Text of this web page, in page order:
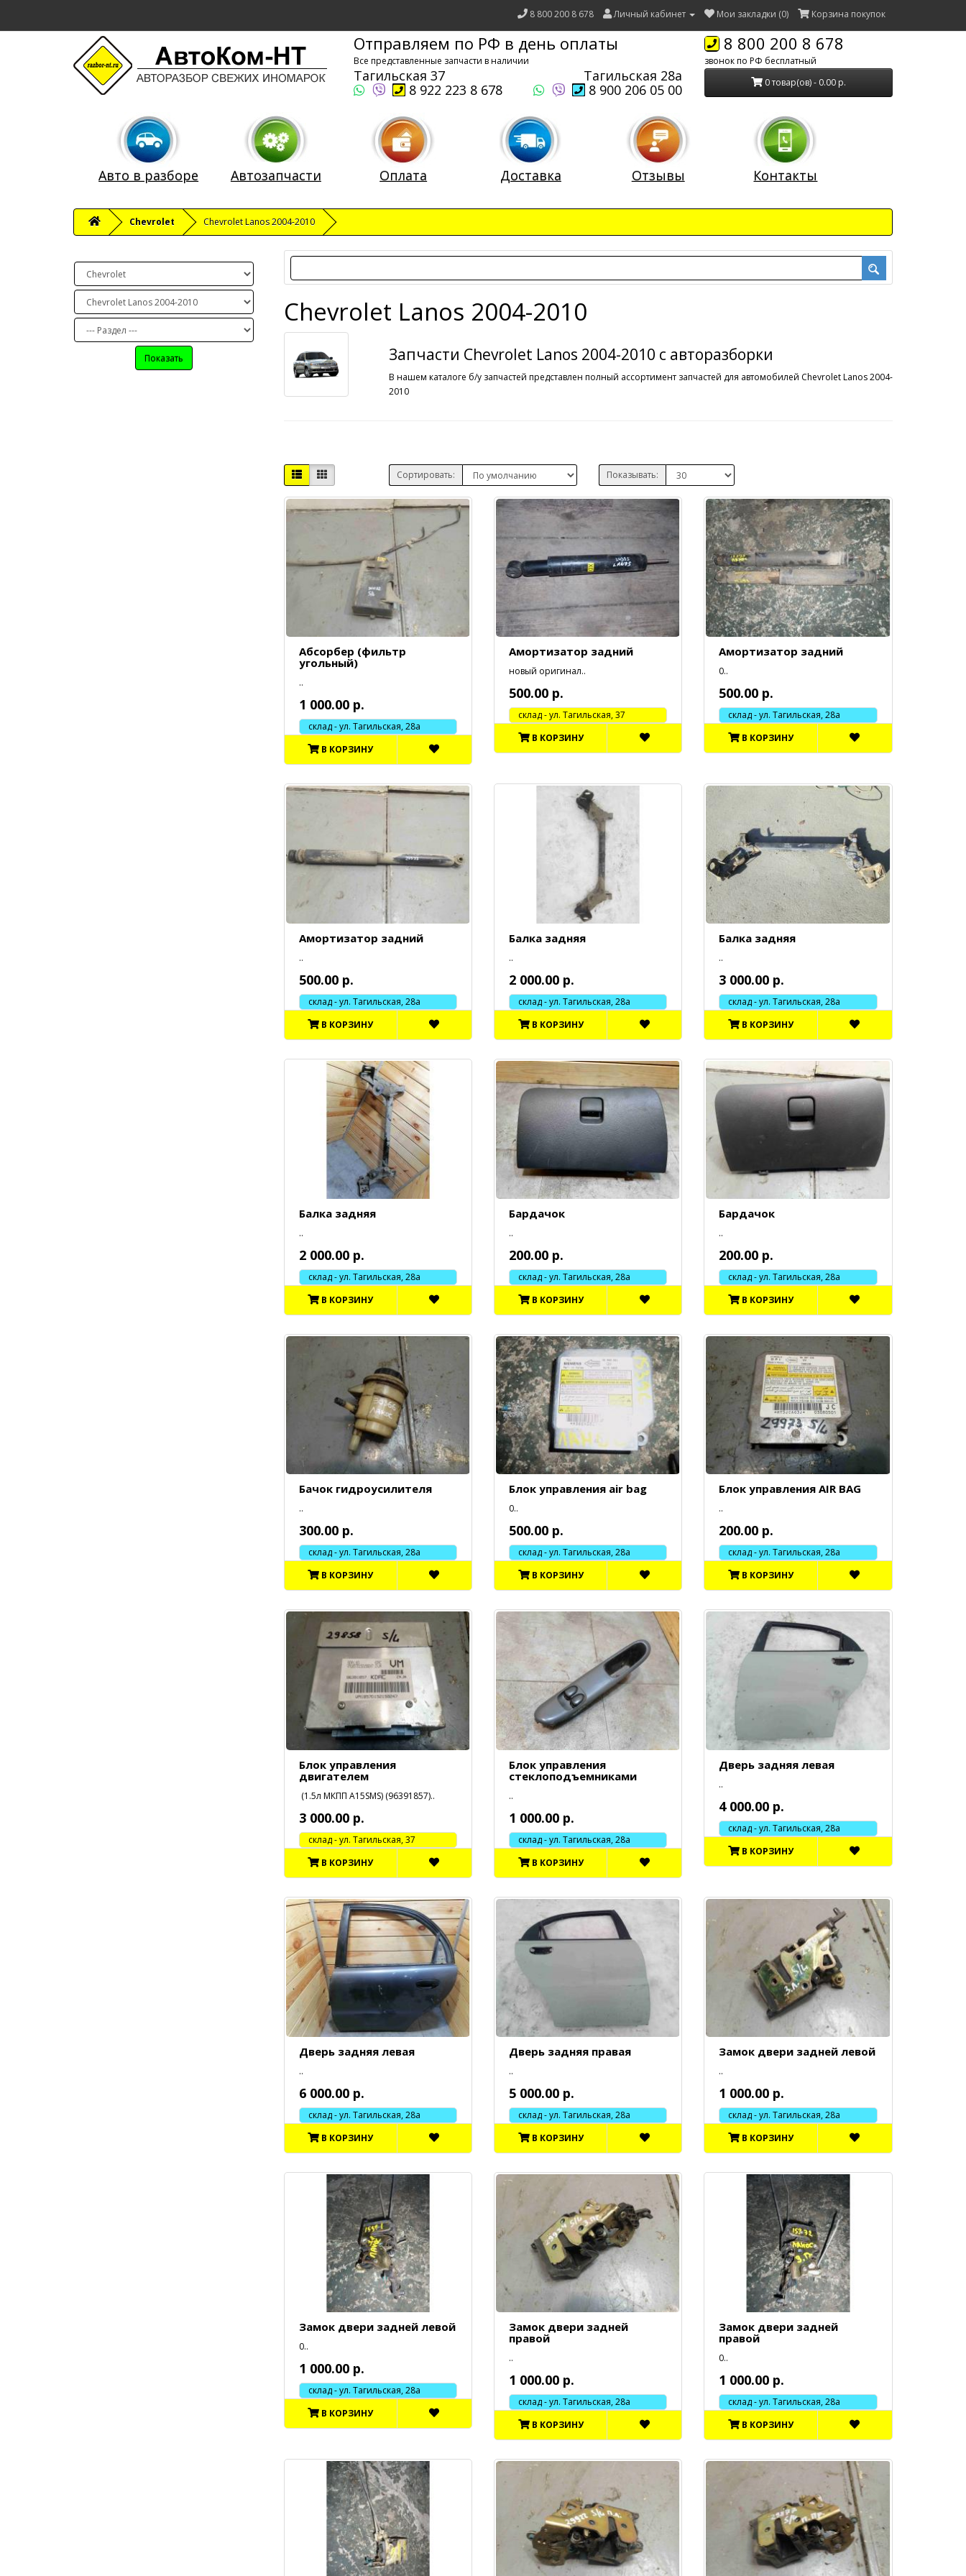
8 800 200 8 678 Личный кабинет Мои закладки (0) Корзина покупок
Отправляем по РФ в день оплаты
Все представленные запчасти в наличии
Тагильская 37
Тагильская 28а
8 922 223 8 678
8 900 206 05 00
8 800 200 8 678
звонок по РФ бесплатный
0 товар(ов) - 0.00 р.
Авто в разборе Автозапчасти Оплата Доставка Отзывы Контакты
Chevrolet Chevrolet Lanos 2004-2010
Показать
Chevrolet Lanos 2004-2010
Запчасти Chevrolet Lanos 2004-2010 с авторазборки
В нашем каталоге б/у запчастей представлен полный ассортимент запчастей для автомобилей Chevrolet Lanos 2004-
2010
Сортировать: Показывать:
Абсорбер (фильтр
угольный)
..
1 000.00 р.
склад - ул. Тагильская, 28а
В КОРЗИНУ
Амортизатор задний
новый оригинал..
500.00 р.
cклад - ул. Тагильская, 37
В КОРЗИНУ
Амортизатор задний
0..
500.00 р.
склад - ул. Тагильская, 28а
В КОРЗИНУ
Амортизатор задний
..
500.00 р.
склад - ул. Тагильская, 28а
В КОРЗИНУ
Балка задняя
..
2 000.00 р.
склад - ул. Тагильская, 28а
В КОРЗИНУ
Балка задняя
..
3 000.00 р.
склад - ул. Тагильская, 28а
В КОРЗИНУ
Балка задняя
..
2 000.00 р.
склад - ул. Тагильская, 28а
В КОРЗИНУ
Бардачок
..
200.00 р.
склад - ул. Тагильская, 28а
В КОРЗИНУ
Бардачок
..
200.00 р.
склад - ул. Тагильская, 28а
В КОРЗИНУ
Бачок гидроусилителя
..
300.00 р.
склад - ул. Тагильская, 28а
В КОРЗИНУ
Блок управления air bag
0..
500.00 р.
склад - ул. Тагильская, 28а
В КОРЗИНУ
Блок управления AIR BAG
..
200.00 р.
склад - ул. Тагильская, 28а
В КОРЗИНУ
Блок управления
двигателем
(1.5л МКПП A15SMS) (96391857)..
3 000.00 р.
cклад - ул. Тагильская, 37
В КОРЗИНУ
Блок управления
стеклоподъемниками
..
1 000.00 р.
склад - ул. Тагильская, 28а
В КОРЗИНУ
Дверь задняя левая
..
4 000.00 р.
склад - ул. Тагильская, 28а
В КОРЗИНУ
Дверь задняя левая
..
6 000.00 р.
склад - ул. Тагильская, 28а
В КОРЗИНУ
Дверь задняя правая
..
5 000.00 р.
склад - ул. Тагильская, 28а
В КОРЗИНУ
Замок двери задней левой
..
1 000.00 р.
склад - ул. Тагильская, 28а
В КОРЗИНУ
Замок двери задней левой
0..
1 000.00 р.
склад - ул. Тагильская, 28а
В КОРЗИНУ
Замок двери задней
правой
..
1 000.00 р.
склад - ул. Тагильская, 28а
В КОРЗИНУ
Замок двери задней
правой
0..
1 000.00 р.
склад - ул. Тагильская, 28а
В КОРЗИНУ